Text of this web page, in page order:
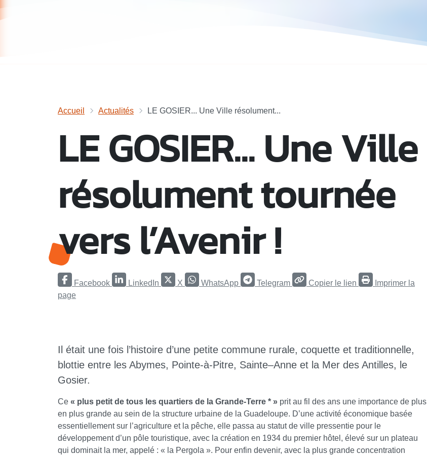
Accueil Actualités LE GOSIER... Une Ville résolument...
LE GOSIER... Une Ville
résolument tournée
vers l’Avenir !
Facebook LinkedIn X WhatsApp Telegram Copier le lien
Imprimer la
page
Il était une fois l’histoire d’une petite commune rurale, coquette et traditionnelle,
blottie entre les Abymes, Pointe-à-Pitre, Sainte–Anne et la Mer des Antilles, le
Gosier.
Ce « plus petit de tous les quartiers de la Grande-Terre * » prit au fil des ans une importance de plus
en plus grande au sein de la structure urbaine de la Guadeloupe. D’une activité économique basée
essentiellement sur l’agriculture et la pêche, elle passa au statut de ville pressentie pour le
développement d’un pôle touristique, avec la création en 1934 du premier hôtel, élevé sur un plateau
qui dominait la mer, appelé : « la Pergola ». Pour enfin devenir, avec la plus grande concentration